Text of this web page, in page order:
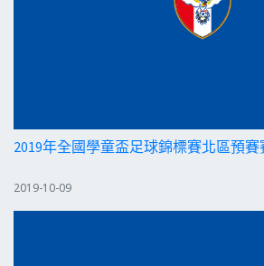
2019年全國學童盃足球錦標賽北區預賽
2019-10-09